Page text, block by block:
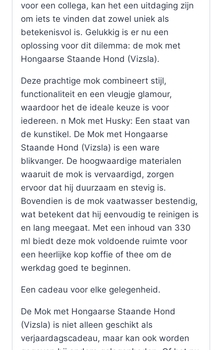
voor een collega, kan het een uitdaging zijn
om iets te vinden dat zowel uniek als
betekenisvol is. Gelukkig is er nu een
oplossing voor dit dilemma: de mok met
Hongaarse Staande Hond (Vizsla).
Deze prachtige mok combineert stijl,
functionaliteit en een vleugje glamour,
waardoor het de ideale keuze is voor
iedereen. n Mok met Husky: Een staat van
de kunstikel. De Mok met Hongaarse
Staande Hond (Vizsla) is een ware
blikvanger. De hoogwaardige materialen
waaruit de mok is vervaardigd, zorgen
ervoor dat hij duurzaam en stevig is.
Bovendien is de mok vaatwasser bestendig,
wat betekent dat hij eenvoudig te reinigen is
en lang meegaat. Met een inhoud van 330
ml biedt deze mok voldoende ruimte voor
een heerlijke kop koffie of thee om de
werkdag goed te beginnen.
Een cadeau voor elke gelegenheid.
De Mok met Hongaarse Staande Hond
(Vizsla) is niet alleen geschikt als
verjaardagscadeau, maar kan ook worden